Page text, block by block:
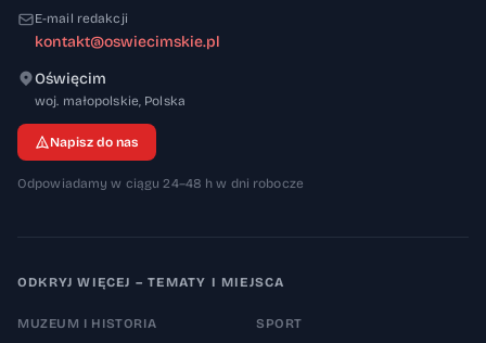
E-mail redakcji
kontakt@oswiecimskie.pl
Oświęcim
woj. małopolskie, 32-600
Polska
Napisz do nas
Odpowiadamy w ciągu 24–48 h w dni robocze
ODKRYJ WIĘCEJ – TEMATY I MIEJSCA
MUZEUM I HISTORIA SPORT